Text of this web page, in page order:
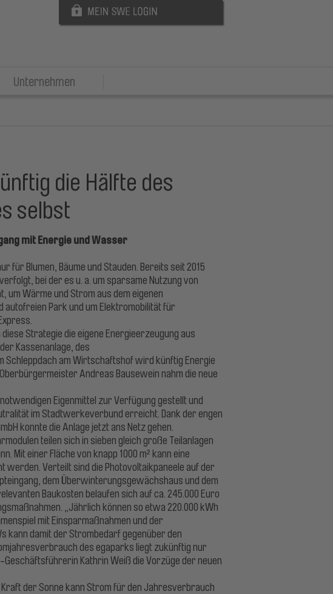
Unternehmen
die Hälfte des
selbst
mit Energie und Wasser
für Blumen, Bäume und Stauden. Bereits seit 2015
bei der es u. a. um sparsame Nutzung von
um Wärme und Strom aus dem eigenen
Park und um Elektromobilität für
Strategie die eigene Energieerzeugung aus
Kassenanlage, des
Schleppdach am Wirtschaftshof wird künftig Energie
Andreas Bausewein nahm die neue
Eigenmittel zur Verfügung gestellt und
im Stadtwerkeverbund erreicht. Dank der engen
konnte die Anlage jetzt ans Netz gehen.
teilen sich in sieben gleich große Teilanlagen
Mit einer Fläche von knapp 1000 m² kann eine
werden. Verteilt sind die Photovoltaikpaneele auf der
dem Überwinterungsgewächshaus und dem
Baukosten belaufen sich auf ca. 245.000 Euro
„Jährlich können so etwa 220.000 kWh
mit Einsparmaßnahmen und der
kann damit der Strombedarf gegenüber den
des egaparks liegt zukünftig nur
Geschäftsführerin Kathrin Weiß die Vorzüge der neuen
der Sonne kann Strom für den Jahresverbrauch